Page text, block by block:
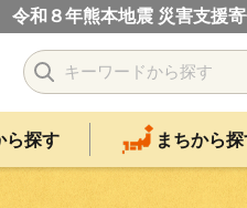
令和８年熊本地震 災害支援
ら探す まちから